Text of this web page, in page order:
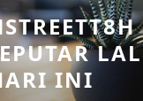
INI